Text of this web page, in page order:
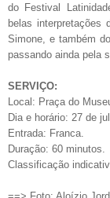
do Festival
belas interpretações
Simone, e também
passando ainda pela
SERVIÇO:
Local: Praça do
Dia e horário: 27 de
Entrada: Franca.
Duração: 60 minutos.
Classificação